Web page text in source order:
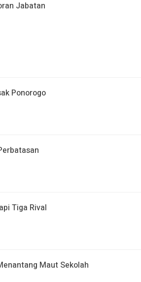
Jabatan
Ponorogo
Tiga Rival
Maut Sekolah